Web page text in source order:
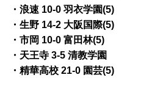
・浪速 10-0 羽衣学園(5)
・生野 14-2 大阪国際(5)
・市岡 10-0 富田林(5)
・天王寺 3-5 清教学園
・精華高校 21-0 園芸(5)